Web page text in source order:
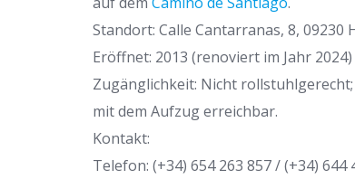
Standort: Calle Cantarranas, 8,
Eröffnet: 2013 (renoviert im Jahr 2024)
Zugänglichkeit: Nicht
mit dem Aufzug erreichbar.
Kontakt:
Telefon: (+34) 654 263 857 / (+34) 644